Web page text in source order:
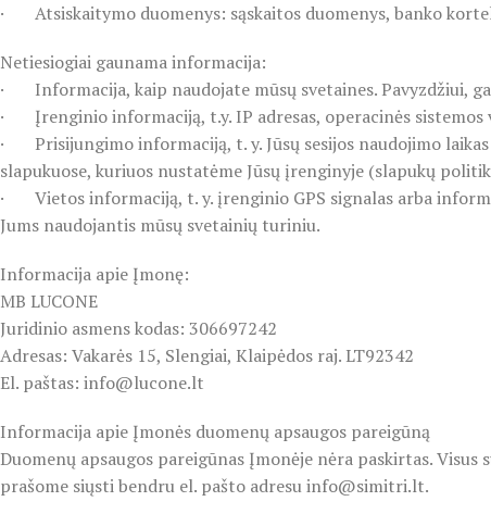
· Atsiskaitymo duomenys: sąskaitos duomenys, banko
Netiesiogiai gaunama informacija:
· Informacija, kaip naudojate mūsų svetaines. Pavyzdžiui,
· Įrenginio informaciją, t.y. IP adresas, operacinės
· Prisijungimo informaciją, t. y. Jūsų sesijos naudojimo
slapukuose, kuriuos nustatėme Jūsų įrenginyje (slapukų
· Vietos informaciją, t. y. įrenginio GPS signalas arba
Jums naudojantis mūsų svetainių turiniu.
Informacija apie Įmonę:
‌MB LUCONE
Juridinio asmens kodas: 306697242
Adresas: Vakarės 15, Slengiai, Klaipėdos raj. LT92342
El. paštas: info@lucone.lt‌
Informacija apie Įmonės duomenų apsaugos pareigūną
Duomenų apsaugos pareigūnas Įmonėje nėra paskirtas.
prašome siųsti bendru el. pašto adresu info@simitri.lt.